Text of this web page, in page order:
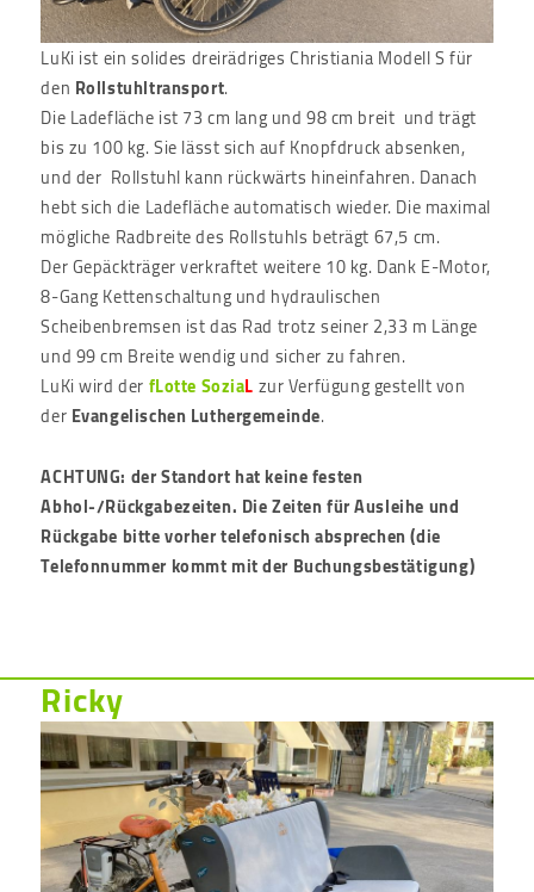
LuKi ist ein solides dreirädriges Christiania Modell S für
den Rollstuhltransport.
Die Ladefläche ist 73 cm lang und 98 cm breit und trägt
bis zu 100 kg. Sie lässt sich auf Knopfdruck absenken,
und der Rollstuhl kann rückwärts hineinfahren. Danach
hebt sich die Ladefläche automatisch wieder. Die maximal
mögliche Radbreite des Rollstuhls beträgt 67,5 cm.
Der Gepäckträger verkraftet weitere 10 kg. Dank E-Motor,
8-Gang Kettenschaltung und hydraulischen
Scheibenbremsen ist das Rad trotz seiner 2,33 m Länge
und 99 cm Breite wendig und sicher zu fahren.
LuKi wird derfLotte SoziaLzur Verfügung gestellt von
derEvangelischen Luthergemeinde.
ACHTUNG: der Standort hat keine festen
Abhol-/Rückgabezeiten. Die Zeiten für Ausleihe und
Rückgabe bitte vorher telefonisch absprechen (die
Telefonnummer kommt mit der Buchungsbestätigung)
Ricky